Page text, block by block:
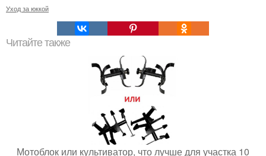
Уход за юккой
Читайте также
Мотоблок или культиватор, что лучше для участка 10